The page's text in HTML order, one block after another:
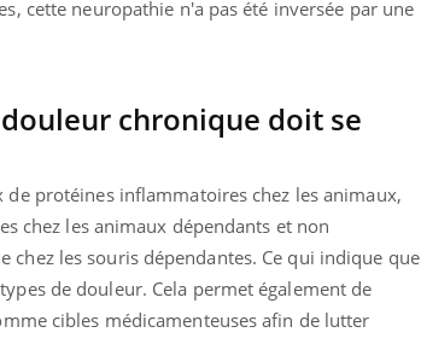
cette neuropathie n'a pas été inversée par une
chronique doit se
protéines inflammatoires chez les animaux,
chez les animaux dépendants et non
chez les souris dépendantes. Ce qui indique que
de douleur. Cela permet également de
cibles médicamenteuses afin de lutter